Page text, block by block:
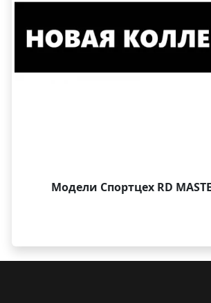
Модели Спортцех RD